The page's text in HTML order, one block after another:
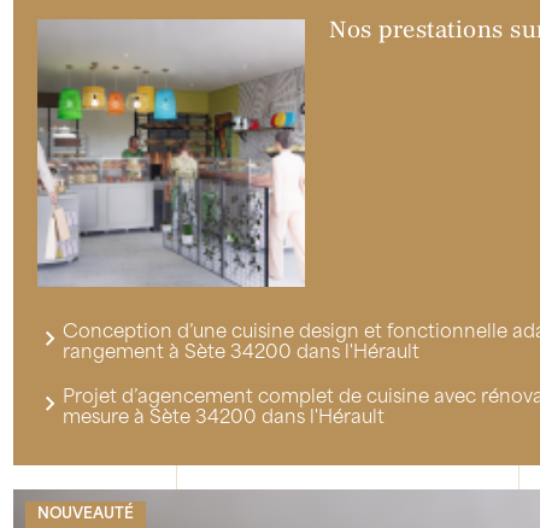
Nos prestations
Conception d’une cuisine design et fonctionnelle
rangement à Sète 34200 dans l'Hérault
Projet d’agencement complet de cuisine avec
mesure à Sète 34200 dans l'Hérault
NOUVEAUTÉ